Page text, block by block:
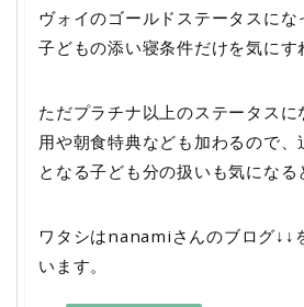
ヴォイのゴールドステータスにな
子どもの添い寝条件だけを気にす
ただプラチナ以上のステータスに
用や朝食特典なども加わるので、
となる子ども分の扱いも気になる
ワタシはnanamiさんのブログ↓↓
います。